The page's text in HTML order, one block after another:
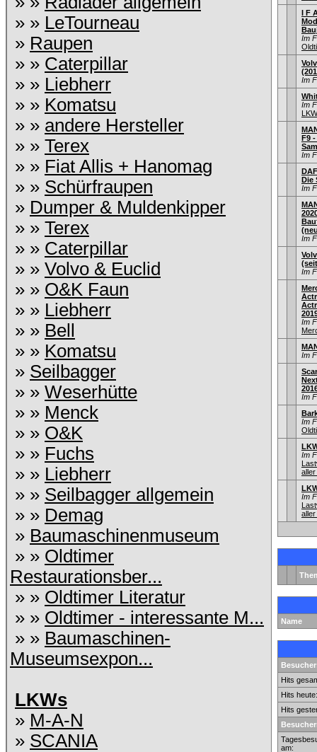
» » LeTourneau
» Raupen
» » Caterpillar
» » Liebherr
» » Komatsu
» » andere Hersteller
» » Terex
» » Fiat Allis + Hanomag
» » Schürfraupen
» Dumper & Muldenkipper
» » Terex
» » Caterpillar
» » Volvo & Euclid
» » O&K Faun
» » Liebherr
» » Bell
» » Komatsu
» Seilbagger
» » Weserhütte
» » Menck
» » O&K
» » Fuchs
» » Liebherr
» » Seilbagger allgemein
» » Demag
» Baumaschinenmuseum
» » Oldtimer
Restaurationsber...
» » Oldtimer Literatur
» » Oldtimer - interessante M...
» » Baumaschinen-
Museumsexpon...
LKWs
» M-A-N
» SCANIA
I F
Im
Im
Im
F9
Im
Die
Im
Im
Im
Im
Im
Im
Im
Im
aller
Im
aller
Name
Hits
Hits heute:
Hits
am: